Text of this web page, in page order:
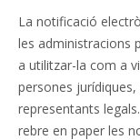
La notificació
les administracions
a utilitzar-la com a
persones jurídiques,
representants
rebre en paper les